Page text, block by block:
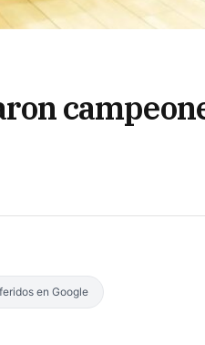
en Google